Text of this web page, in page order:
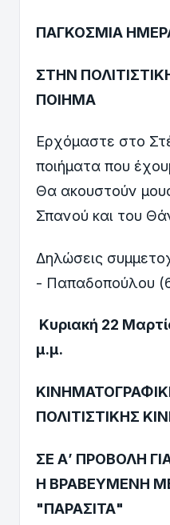
ΠΑΓΚΟΣΜΙΑ
ΣΤΗΝ
ΠΟΙΗΜΑ
Ερχόμαστε στο
ποιήματα που
Θα ακουστούν
Σπανού και του
Δηλώσεις
- Παπαδοπούλου
Κυριακή 22
μ.μ.
ΠΟΛΙΤΙΣΤΙΚΗΣ
ΣΕ Α’ ΠΡΟΒΟΛΗ
Η ΒΡΑΒΕΥΜΕΝΗ
"ΠΑΡΑΣΙΤΑ"